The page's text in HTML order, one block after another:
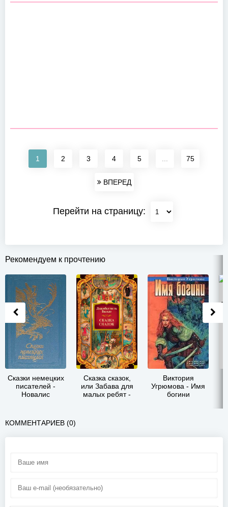
1 2 3 4 5 75
ВПЕРЕД
Перейти на страницу:
Рекомендуем к прочтению
Сказки немецких
писателей -
Новалис
Сказка сказок,
или Забава для
малых ребят -
Виктория
Угрюмова - Имя
богини
КОММЕНТАРИЕВ (0)